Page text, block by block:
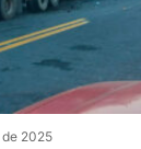
2025